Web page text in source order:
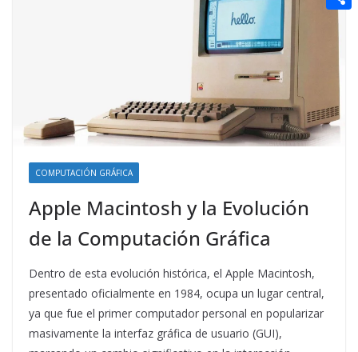
COMPUTACIÓN GRÁFICA
Apple Macintosh y la Evolución
de la Computación Gráfica
Dentro de esta evolución histórica, el Apple Macintosh,
presentado oficialmente en 1984, ocupa un lugar central,
ya que fue el primer computador personal en popularizar
masivamente la interfaz gráfica de usuario (GUI),
n
s
t
a
t
a